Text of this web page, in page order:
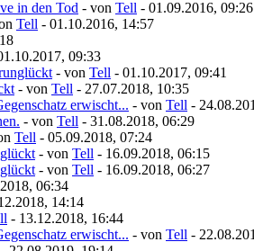
in den Tod - von Tell - 01.09.2016, 09:26
Tell - 01.10.2016, 14:57
09:33
- von Tell - 01.10.2017, 09:41
- von Tell - 27.07.2018, 10:35
erwischt... - von Tell -
- von Tell - 31.08.2018, 06:29
Tell - 05.09.2018, 07:24
- von Tell - 16.09.2018, 06:15
- von Tell - 16.09.2018, 06:27
06:34
14:14
- 13.12.2018, 16:44
erwischt... - von Tell -